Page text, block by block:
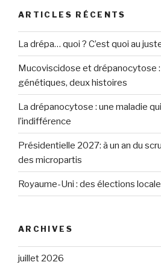
ARTICLES RÉCENTS
La drépa… quoi ? C’est quoi au
Mucoviscidose et drépanocytose
génétiques, deux histoires
La drépanocytose : une maladie
l’indifférence
Présidentielle 2027: à un an du
des micropartis
Royaume-Uni : des élections
ARCHIVES
juillet 2026